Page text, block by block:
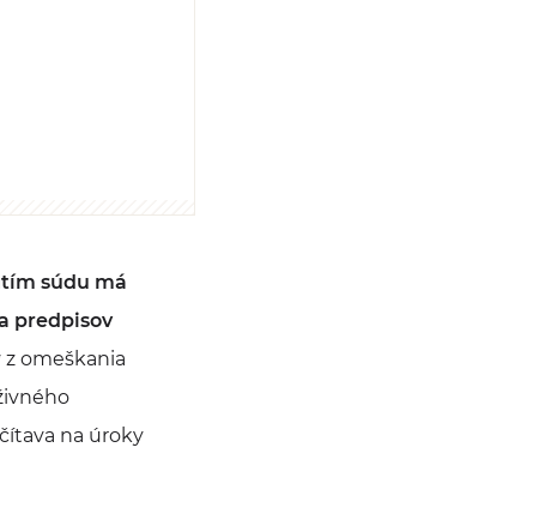
súdu má
predpisov
z omeškania
na úroky